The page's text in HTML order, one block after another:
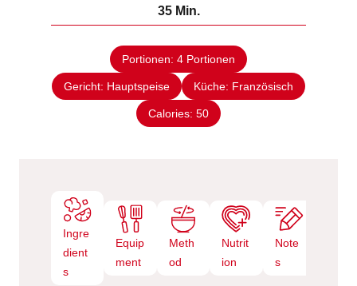
e
e
n
35M
i
n
u
n
Min.
Portionen: 4 Portionen
Gericht: Hauptspeise Küche: Französisch
Calories: 50
Ingre
dient
s
Equip
ment
Meth
od
Nutrit
ion
Note
s